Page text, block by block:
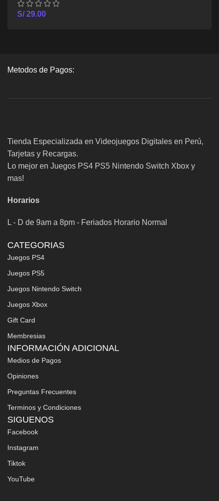
S/29.00
Metodos de Pagos:
Tienda Especializada en Videojuegos Digitales en Perú,
Tarjetas y Recargas.
Lo mejor en Juegos PS4 PS5 Nintendo Switch Xbox y
mas!
Horarios
L - D de 9am a 8pm - Feriados Horario Normal
CATEGORIAS
Juegos PS4
Juegos PS5
Juegos Nintendo Switch
Juegos Xbox
Gift Card
Membresias
INFORMACIÓN ADICIONAL
Medios de Pagos
Opiniones
Preguntas Frecuentes
Terminos y Condiciones
SIGUENOS
Facebook
Instagram
Tiktok
YouTube